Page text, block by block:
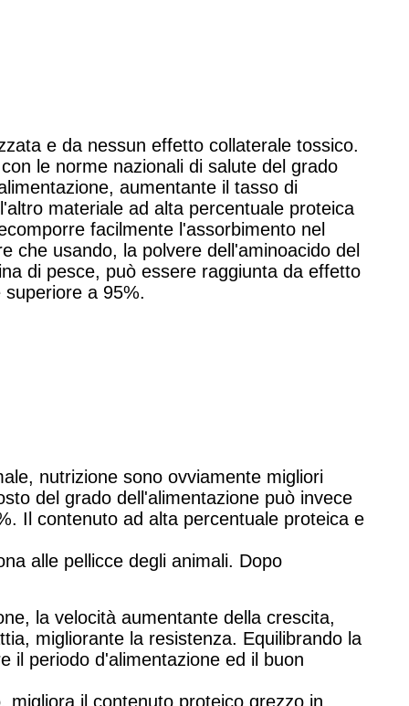
e da nessun effetto collaterale tossico.
le norme nazionali di salute del grado
aumentante il tasso di
materiale ad alta percentuale proteica
facilmente l'assorbimento nel
che usando, la polvere dell'aminoacido del
di pesce, può essere raggiunta da effetto
a 95%.
nutrizione sono ovviamente migliori
del grado dell'alimentazione può invece
Il contenuto ad alta percentuale proteica e
alle pellicce degli animali. Dopo
la velocità aumentante della crescita,
migliorante la resistenza. Equilibrando la
il periodo d'alimentazione ed il buon
il contenuto proteico grezzo in